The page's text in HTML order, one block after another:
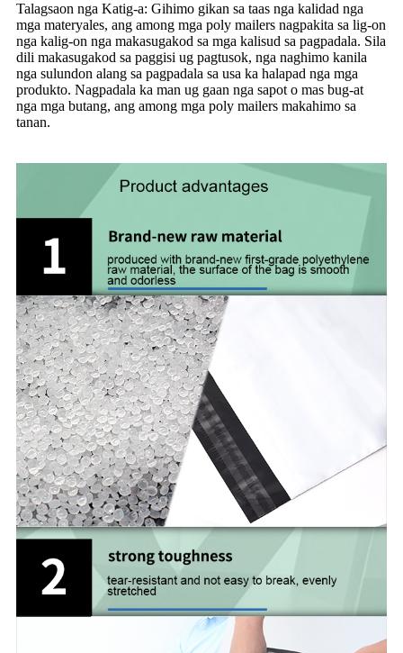
Talagsaon nga Katig-a: Gihimo gikan sa taas nga kalidad nga
mga materyales, ang among mga poly mailers nagpakita sa lig-on
nga kalig-on nga makasugakod sa mga kalisud sa pagpadala. Sila
dili makasugakod sa paggisi ug pagtusok, nga naghimo kanila
nga sulundon alang sa pagpadala sa usa ka halapad nga mga
produkto. Nagpadala ka man ug gaan nga sapot o mas bug-at
nga mga butang, ang among mga poly mailers makahimo sa
tanan.